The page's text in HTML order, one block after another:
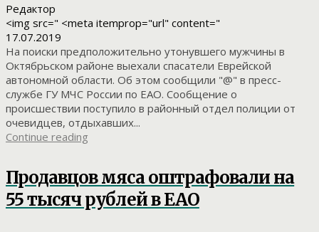
Редактор
<img src=" <meta itemprop="url" content="
17.07.2019
На поиски предположительно утонувшего мужчины в
Октябрьском районе выехали спасатели Еврейской
автономной области. Об этом сообщили "@" в пресс-
службе ГУ МЧС России по ЕАО. Сообщение о
происшествии поступило в районный отдел полиции от
очевидцев, отдыхавших...
Continue reading
Продавцов мяса оштрафовали на
55 тысяч рублей в ЕАО